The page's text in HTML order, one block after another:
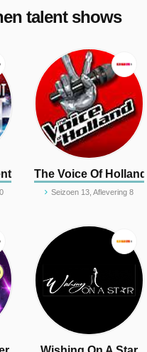
talent shows
The Voice Of Holland
Seizoen 13, Aflevering 8